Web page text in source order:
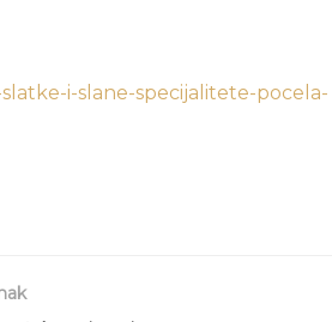
i-slane-specijalitete-pocela-